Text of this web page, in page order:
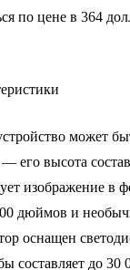
по цене в 364
может
его высота
изображение в
дюймов и
оснащен
составляет до 30